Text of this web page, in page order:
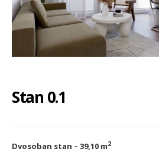
Stan 0.1
Dvosoban stan – 39,10 m2